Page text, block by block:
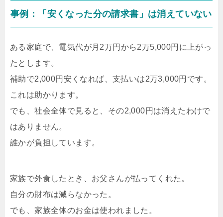
事例：「安くなった分の請求書」は消えていない
ある家庭で、電気代が月2万円から2万5,000円に上がっ
たとします。
補助で2,000円安くなれば、支払いは2万3,000円です。
これは助かります。
でも、社会全体で見ると、その2,000円は消えたわけで
はありません。
誰かが負担しています。
家族で外食したとき、お父さんが払ってくれた。
自分の財布は減らなかった。
でも、家族全体のお金は使われました。